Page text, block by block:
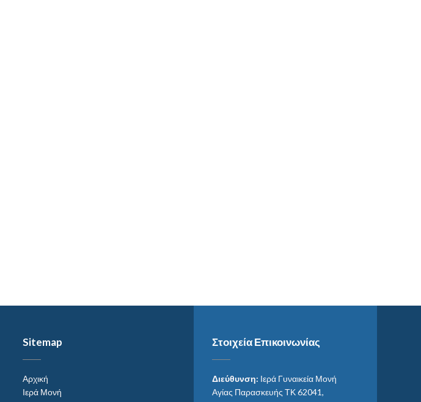
Sitemap
Αρχική
Ιερά Μονή
Στοιχεία Επικοινωνίας
Διεύθυνση: Ιερά Γυναικεία Μονή
Αγίας Παρασκευής ΤΚ 62041,